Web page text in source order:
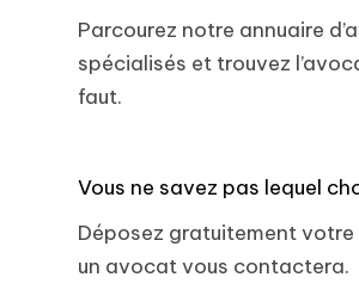
Parcourez notre annuaire
spécialisés et trouvez
faut.
Vous ne savez pas lequel
Déposez gratuitement
un avocat vous contactera.